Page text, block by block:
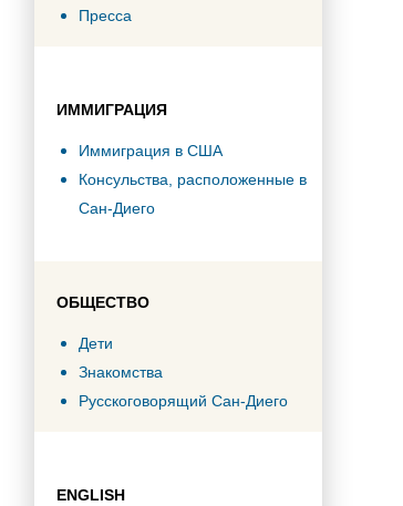
Пресса
ИММИГРАЦИЯ
Иммиграция в США
Консульства, расположенные в
Сан-Диего
ОБЩЕСТВО
Дети
Знакомства
Русскоговорящий Сан-Диего
ENGLISH